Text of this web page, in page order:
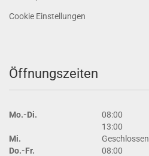
Cookie Einstellungen
Öffnungszeiten
Mo.-Di. 08:00
13:00
Mi.
Geschlossen
Do.-Fr.
08:00